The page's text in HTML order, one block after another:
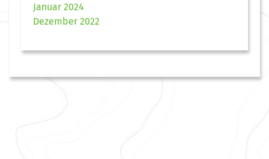
Januar 2024
Dezember 2022